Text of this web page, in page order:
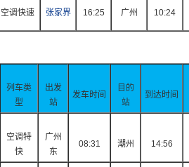
空调快速 张家界 16:25 广州 10:24
列车类
型
出发
站
发车时间
目的
站
到达时间
空调特
快
广州
东
08:31 潮州 14:56